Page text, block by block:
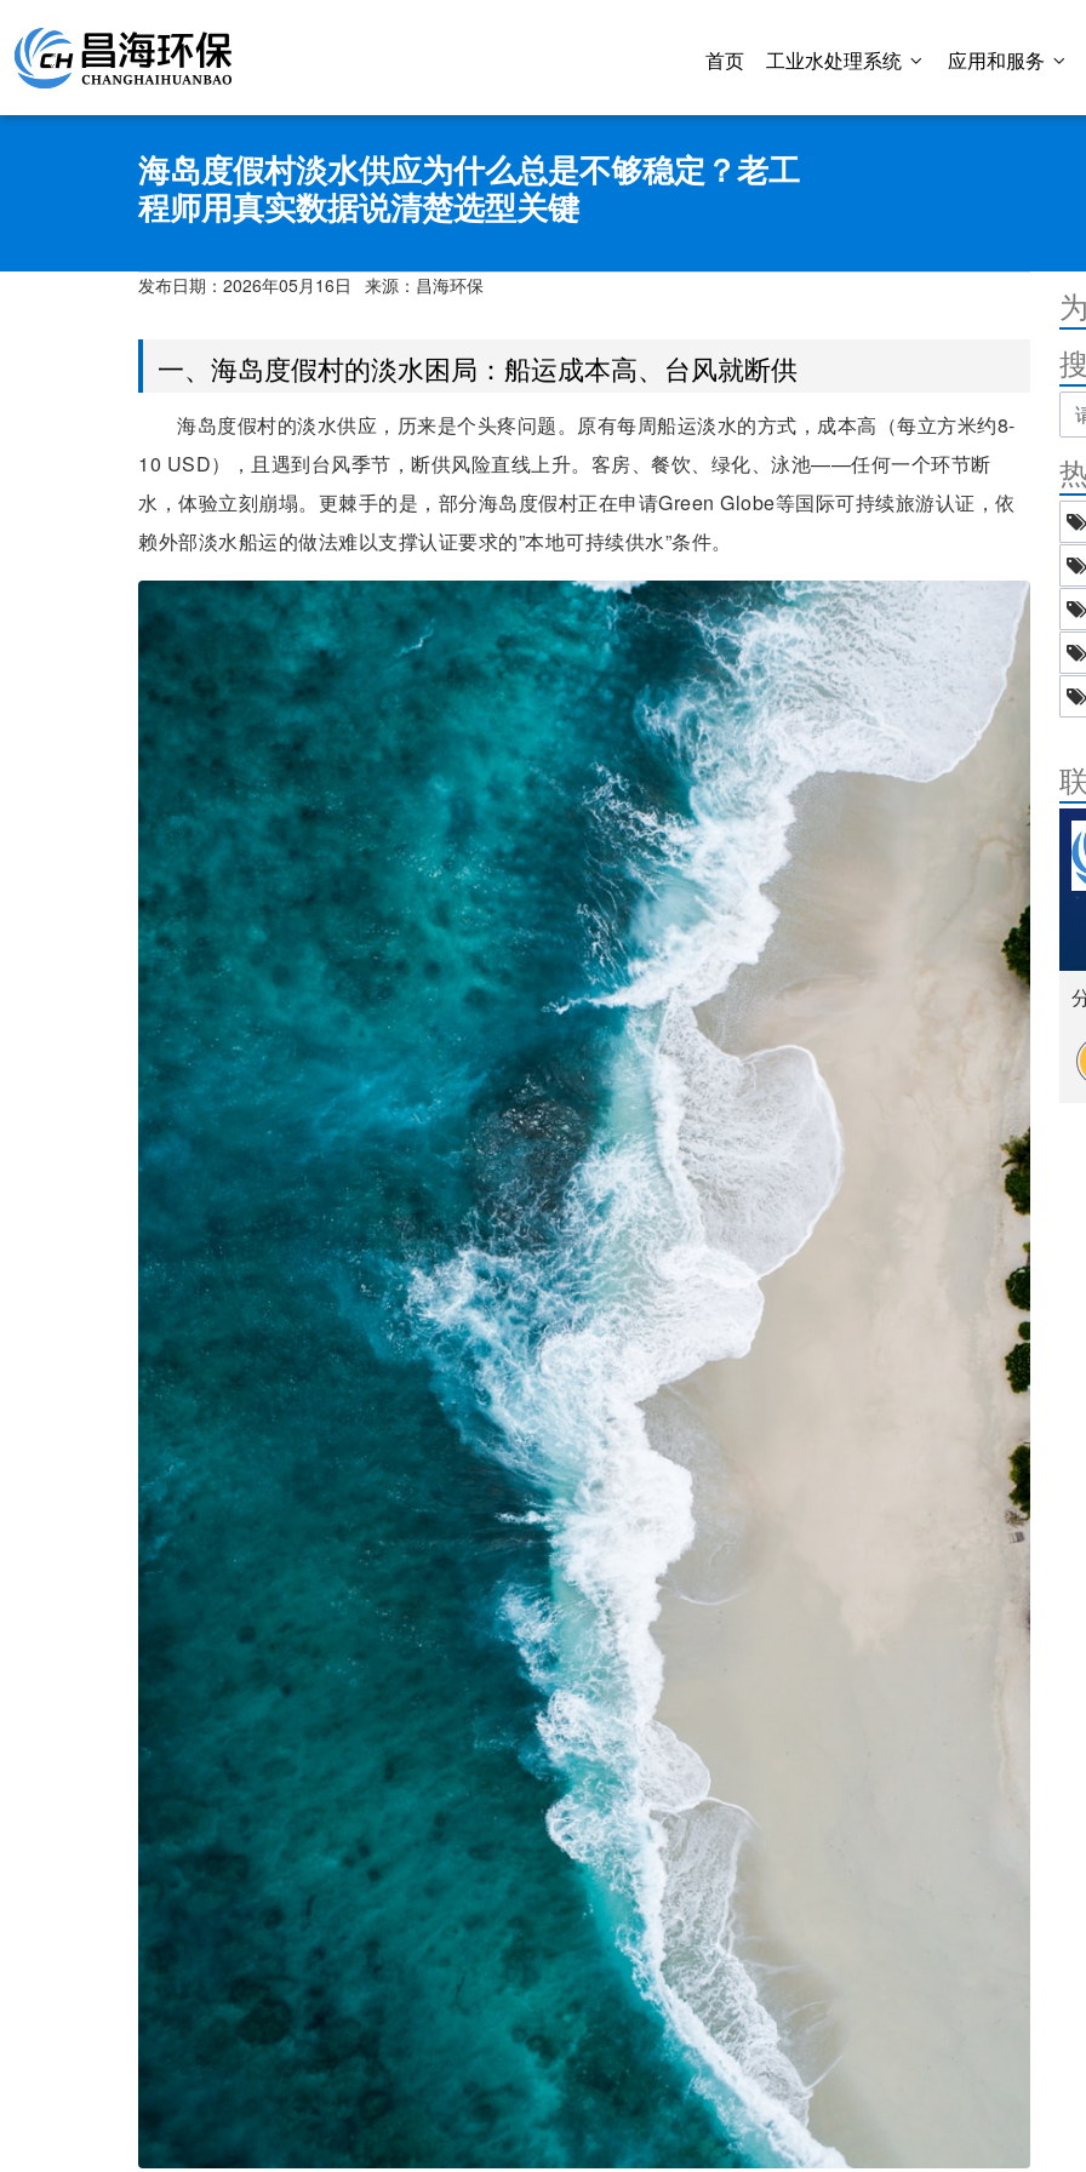
首页 工业水处理系统 应用和服务
海岛度假村淡水供应为什么总是不够稳定？老工
程师用真实数据说清楚选型关键
发布日期： 2026年05月16日 来源：昌海环保
一、海岛度假村的淡水困局：船运成本高、台风就断供
海岛度假村的淡水供应，历来是个头疼问题。原有每周船运淡水的方式，成本高（每立方米约8-
10 USD），且遇到台风季节，断供风险直线上升。客房、餐饮、绿化、泳池——任何一个环节断
水，体验立刻崩塌。更棘手的是，部分海岛度假村正在申请Green Globe等国际可持续旅游认证，依
赖外部淡水船运的做法难以支撑认证要求的”本地可持续供水”条件。